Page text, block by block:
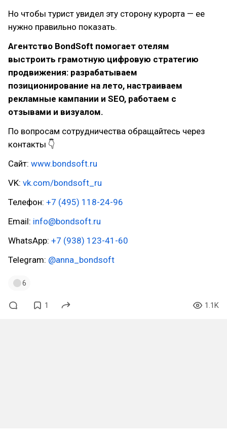
Но чтобы турист увидел эту сторону курорта — ее
нужно правильно показать.
Агентство BondSoft помогает отелям
выстроить грамотную цифровую стратегию
продвижения: разрабатываем
позиционирование на лето, настраиваем
рекламные кампании и SEO, работаем с
отзывами и визуалом.
По вопросам сотрудничества обращайтесь через
контакты 👇
Сайт: www.bondsoft.ru
VK: vk.com/bondsoft_ru
Телефон: +7 (495) 118-24-96
Email: info@bondsoft.ru
WhatsApp: +7 (938) 123-41-60
Telegram: @anna_bondsoft
6
1 1.1K